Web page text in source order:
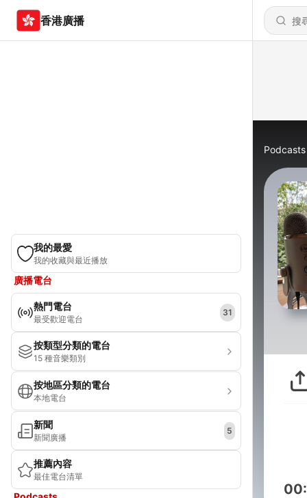
香港廣播
我的最愛
我的收藏與最近播放
廣播電台
熱門電台
最受歡迎電台
31
按類型分類的電台
15 種音樂類別
按地區分類的電台
本地電台
新聞
新聞廣播
5
推薦內容
最佳電台清單
Podcasts